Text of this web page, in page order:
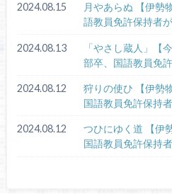
2024.08.15
月やあらぬ 【伊勢
語教員免許保持者が
2024.08.13
「やさし蔵人」【
部卒、国語教員免
2024.08.12
狩りの使ひ 【伊勢
国語教員免許保持
2024.08.12
つひにゆく道 【伊
国語教員免許保持